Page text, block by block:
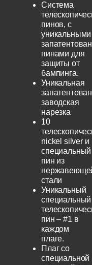
Система
пинов, с
уникальными
пинами для
защиты от
бампинга.
Уникальная
заводская
нарезка
10
nickel silver и
специальный
пин из
стали
Уникальный
специальный
пин – #1 в
каждом
плаге.
Плаг со
специальной